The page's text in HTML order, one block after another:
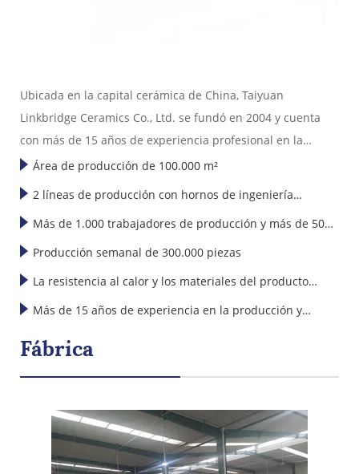
Ubicada en la capital cerámica de China, Taiyuan
Linkbridge Ceramics Co., Ltd. se fundó en 2004 y cuenta
con más de 15 años de experiencia profesional en la
exportación de vajillas de cerámica.
de todo tipo de artículos cerámicos de alta calidad,
incluyendo principalmente platos, cuencos, tazas, vasos,
etc. Nuestros productos cerámicos se venden con éxito en
Área de producción de 100.000 m²
2 líneas de producción con hornos de ingeniería
mecánica
Más de 1.000 trabajadores de producción y más de 50
técnicos y diseñadores de I+D
Producción semanal de 300.000 piezas
La resistencia al calor y los materiales del producto
superan ampliamente los estándares internacionales
Más de 15 años de experiencia en la producción y
exportación de productos cerámicos
Fábrica